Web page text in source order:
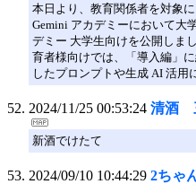
本日より、教育関係者を対象
Gemini アカデミーにおいて大
デミー 大学生向けを公開しま
育者様向けでは、「導入編」
したプロンプトや生成 AI 活用
2024/11/25 00:53:24 清酒
新酒でけたて
2024/09/10 10:44:29 2ちゃ